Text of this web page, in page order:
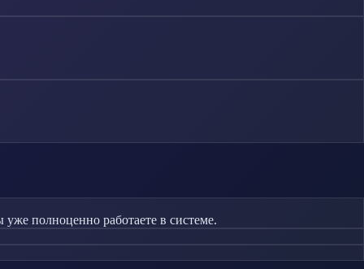
полноценно работаете в системе.